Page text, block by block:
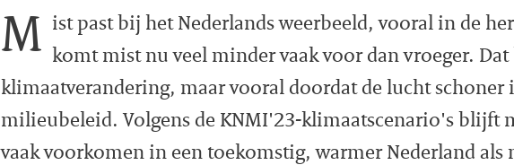
M ist past bij het Nederlands weerbeeld, vooral in de
komt mist nu veel minder vaak voor dan vroeger.
klimaatverandering, maar vooral doordat de lucht schoner
milieubeleid. Volgens de KNMI'23-klimaatscenario's blijft
vaak voorkomen in een toekomstig, warmer Nederland als